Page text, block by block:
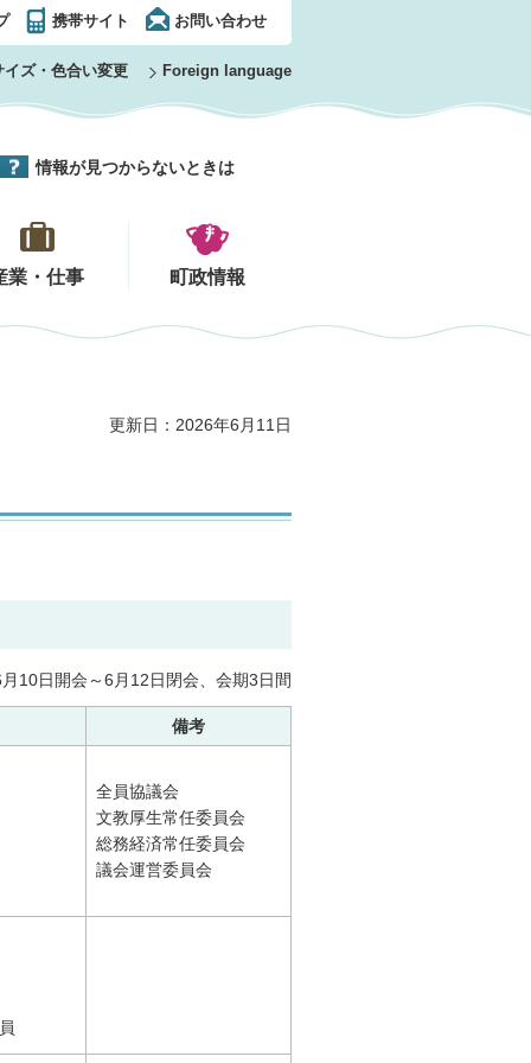
携帯サイト お問い合わせ
イズ・色合い変更 Foreign language
情報が見つからないときは
業・仕事 町政情報
更新日：2026年6月11日
10日開会～6月12日閉会、会期3日間
備考
全員協議会
文教厚生常任委員会
総務経済常任委員会
議会運営委員会